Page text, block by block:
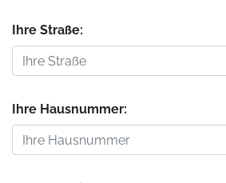
Ihre Straße:
Ihre Hausnummer: